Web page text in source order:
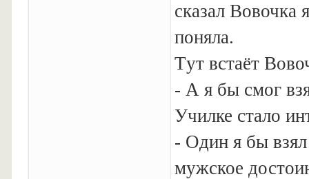
сказал Вовочка
поняла.
Тyт встаёт
- А я бы смог
Училке стало
- Один я бы
мyжское